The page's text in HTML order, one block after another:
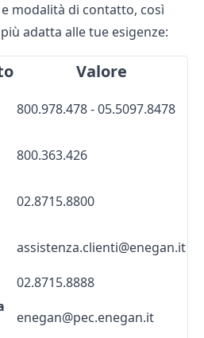
modalità di contatto, così
adatta alle tue esigenze:
Valore
800.978.478 - 05.5097.8478
800.363.426
02.8715.8800
assistenza.clienti@enegan.it
02.8715.8888
enegan@pec.enegan.it